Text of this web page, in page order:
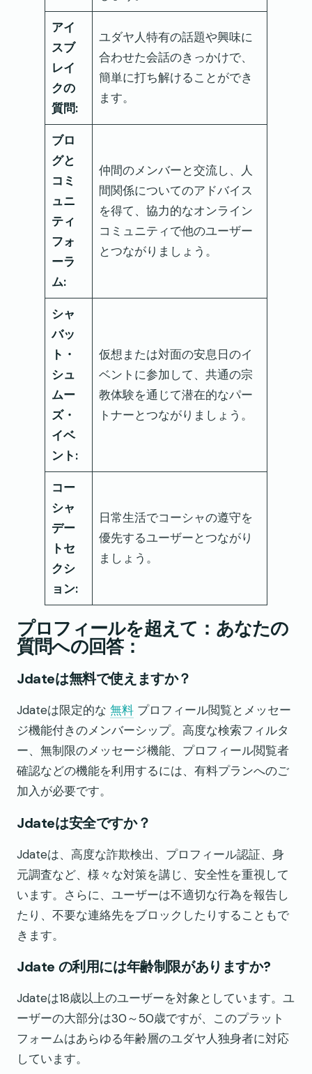
アイ
スブ
レイ
クの
質問:
ユダヤ人特有の話題や興味に
合わせた会話のきっかけで、
簡単に打ち解けることができ
ます。
ブロ
グと
コミ
ュニ
ティ
フォ
ーラ
ム:
仲間のメンバーと交流し、人
間関係についてのアドバイス
を得て、協力的なオンライン
コミュニティで他のユーザー
とつながりましょう。
シャ
バッ
ト・
シュ
ムー
ズ・
イベ
ント:
仮想または対面の安息日のイ
ベントに参加して、共通の宗
教体験を通じて潜在的なパー
トナーとつながりましょう。
コー
シャ
デー
トセ
クシ
ョン:
日常生活でコーシャの遵守を
優先するユーザーとつながり
ましょう。
プロフィールを超えて：あなたの
質問への回答：
Jdateは無料で使えますか？
Jdateは限定的な 無料 プロフィール閲覧とメッセー
ジ機能付きのメンバーシップ。高度な検索フィルタ
ー、無制限のメッセージ機能、プロフィール閲覧者
確認などの機能を利用するには、有料プランへのご
加入が必要です。
Jdateは安全ですか？
Jdateは、高度な詐欺検出、プロフィール認証、身
元調査など、様々な対策を講じ、安全性を重視して
います。さらに、ユーザーは不適切な行為を報告し
たり、不要な連絡先をブロックしたりすることもで
きます。
Jdate の利用には年齢制限がありますか?
Jdateは18歳以上のユーザーを対象としています。ユ
ーザーの大部分は30～50歳ですが、このプラット
フォームはあらゆる年齢層のユダヤ人独身者に対応
しています。